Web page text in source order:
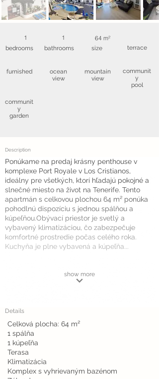
1
bedrooms
1
bathrooms
64 m²
size
furnished
communit
y
garden
ocean
view
mountain
view
terrace
communit
y
pool
Description
Ponúkame na predaj krásny penthouse v
komplexe Port Royale v Los Cristianos,
ideálny pre všetkých, ktorí hľadajú pokojné a
slnečné miesto na život na Tenerife. Tento
apartmán s celkovou plochou 64 m² ponúka
pohodlnú dispozíciu s jednou spálňou a
kúpeľňou.Obývací priestor je svetlý a
vybavený klimatizáciou, čo zabezpečuje
komfortné prostredie počas celého roka.
Kuchyňa je plne vybavená a kúpeľňa...
show more
Details
Celková plocha: 64 m²
1 spálňa
1 kúpeľňa
Terasa
Klimatizácia
Komplex s vyhrievaným bazénom